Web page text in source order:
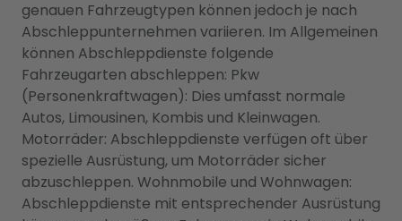
genauen Fahrzeugtypen können jedoch je nach
Abschleppunternehmen variieren. Im Allgemeinen
können Abschleppdienste folgende
Fahrzeugarten abschleppen: Pkw
(Personenkraftwagen): Dies umfasst normale
Autos, Limousinen, Kombis und Kleinwagen.
Motorräder: Abschleppdienste verfügen oft über
spezielle Ausrüstung, um Motorräder sicher
abzuschleppen. Wohnmobile und Wohnwagen:
Abschleppdienste mit entsprechender Ausrüstung